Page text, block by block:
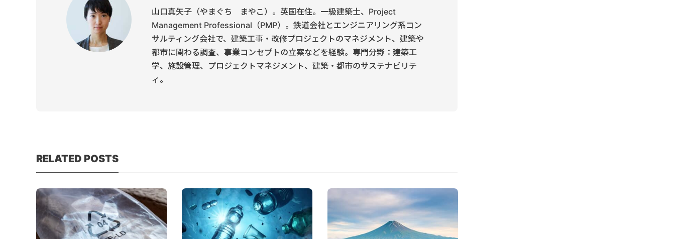
山口真矢子（やまぐち まやこ）。英国在住。一級建築士、Project
Management Professional（PMP）。鉄道会社とエンジニアリング系コン
サルティング会社で、建築工事・改修プロジェクトのマネジメント、建築や
都市に関わる調査、事業コンセプトの立案などを経験。専門分野：建築工
学、施設管理、プロジェクトマネジメント、建築・都市のサステナビリテ
ィ。
RELATED POSTS